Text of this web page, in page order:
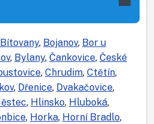
Bítovany, Bojanov, Bor u
, Bylany, Čankovice, České
, Chrudim, Ctětín,
, Dřenice, Dvakačovice,
, Hlinsko, Hluboká,
, Horka, Horní Bradlo,